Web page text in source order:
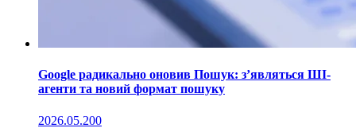
Google радикально оновив Пошук: з’являться ШІ-
агенти та новий формат пошуку
2026.05.200